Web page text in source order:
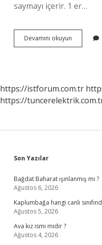
saymayı içerir. 1 er…
Devamını okuyun
Er
https://istforum.com.tr
https://
Sidebar
Son Yazılar
Bağdat Baharat ışınlanmış mı ?
Ağustos 6, 2026
Kaplumbağa hangi canlı
Ağustos 5, 2026
Ava kız ismi midir ?
Ağustos 4, 2026